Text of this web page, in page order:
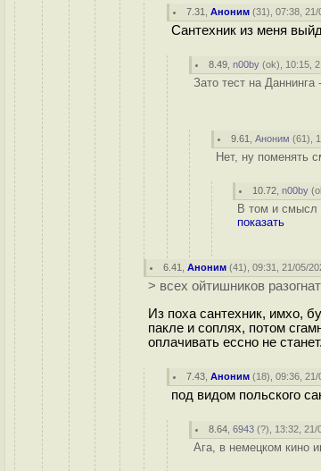
7.31 ,Аноним (31), 07:38, 21/
Сантехник из меня
8.49 ,n00by (ok), 10:15,
Зато тест на
9.61 ,Аноним (61),
Нет, ну поменять
10.72 ,n00by (
В том и смысл
показать
6.41 ,Аноним (41), 09:31, 21/05/
> всех ойтишников
Из поха сантехник, имхо,
пакле и соплях, потом
оплачивать ессно не станет.
7.43 ,Аноним (18), 09:36, 21/
под видом польского
8.64 ,6943 (?), 13:32, 21/
Ага, в немецком кино